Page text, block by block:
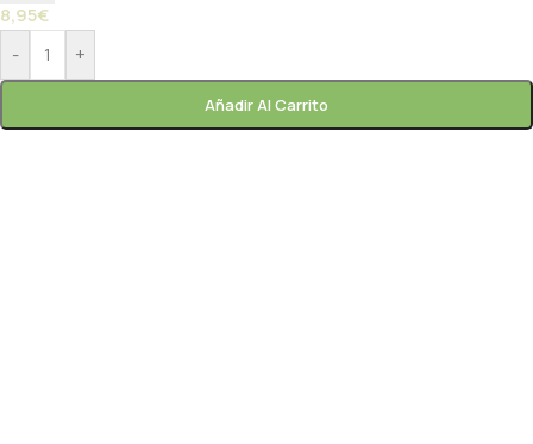
8,95€
-
+
Añadir Al Carrito